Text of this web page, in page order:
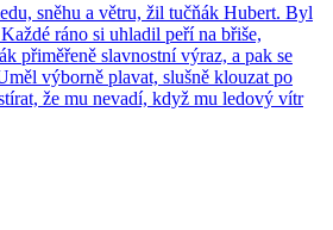
sněhu a větru, žil tučňák Hubert. Byl
ráno si uhladil peří na břiše,
přiměřeně slavnostní výraz, a pak se
výborně plavat, slušně klouzat po
že mu nevadí, když mu ledový vítr